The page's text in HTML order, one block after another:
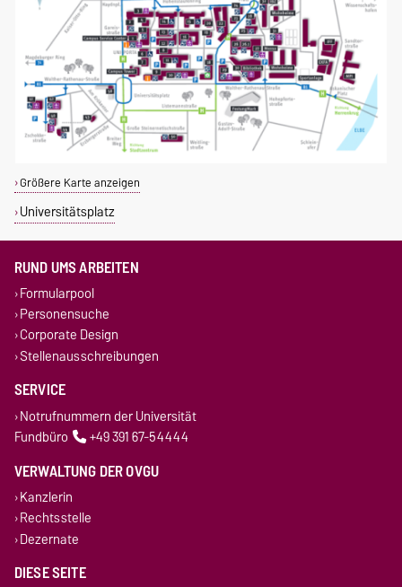
Größere Karte anzeigen
Universitätsplatz
RUND UMS ARBEITEN
Formularpool
Personensuche
Corporate Design
Stellenausschreibungen
SERVICE
Notrufnummern der Universität
Fundbüro
+49 391 67-54444
VERWALTUNG DER OVGU
Kanzlerin
Rechtsstelle
Dezernate
DIESE SEITE